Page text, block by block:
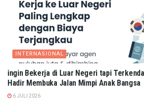
INTERNASIONAL
ingin Bekerja di Luar Negeri tapi
Hadir Membuka Jalan Mimpi Anak Bangsa
6 JULI 2026